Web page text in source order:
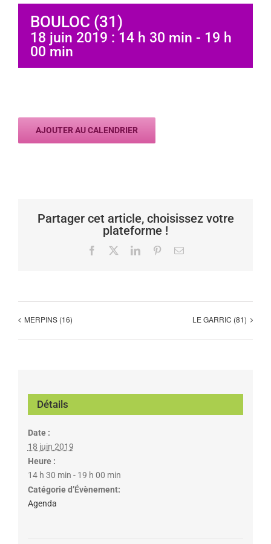
BOULOC (31)
18 juin 2019 : 14 h 30 min - 19 h
00 min
AJOUTER AU CALENDRIER
Partager cet article, choisissez votre
plateforme !
Facebook LinkedInPinterestEmail
MERPINS (16) LE GARRIC (81)
Détails
Date :
18 juin 2019
Heure :
14 h 30 min - 19 h 00 min
Catégorie d’Évènement:
Agenda